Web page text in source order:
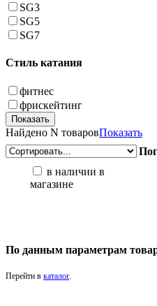
SG3
SG5
SG7
Стиль катания
фитнес
фрискейтинг
Найдено N товаровПоказать
в наличии в
магазине
По данным параметрам
Перейти в каталог.